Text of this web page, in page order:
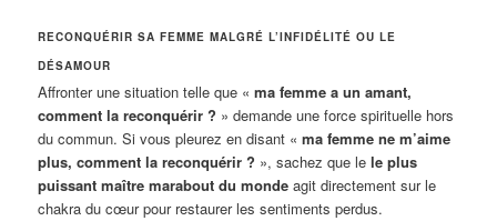
RECONQUÉRIR SA FEMME MALGRÉ L’INFIDÉLITÉ OU LE
DÉSAMOUR
Affronter une situation telle que «ma femme a un amant,
comment la reconquérir ? » demande une force spirituelle hors
du commun. Si vous pleurez en disant «ma femme ne m’aime
plus, comment la reconquérir ? », sachez que lele plus
puissant maître marabout du monde agit directement sur le
chakra du cœur pour restaurer les sentiments perdus.